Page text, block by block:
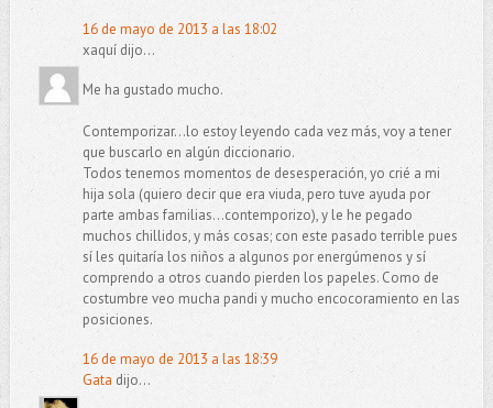
16 de mayo de 2013 a las 18:02
xaquí dijo...
Me ha gustado mucho.
Contemporizar...lo estoy leyendo cada vez más, voy a tener
que buscarlo en algún diccionario.
Todos tenemos momentos de desesperación, yo crié a mi
hija sola (quiero decir que era viuda, pero tuve ayuda por
parte ambas familias...contemporizo), y le he pegado
muchos chillidos, y más cosas; con este pasado terrible pues
sí les quitaría los niños a algunos por energúmenos y sí
comprendo a otros cuando pierden los papeles. Como de
costumbre veo mucha pandi y mucho encocoramiento en las
posiciones.
16 de mayo de 2013 a las 18:39
Gata dijo...